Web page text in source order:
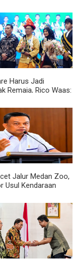
Harus Jadi
Remaja, Rico Waas:
Jalur Medan Zoo,
Usul Kendaraan